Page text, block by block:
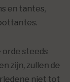
en tantes,
orde steeds
zijn, zullen de
niet tot